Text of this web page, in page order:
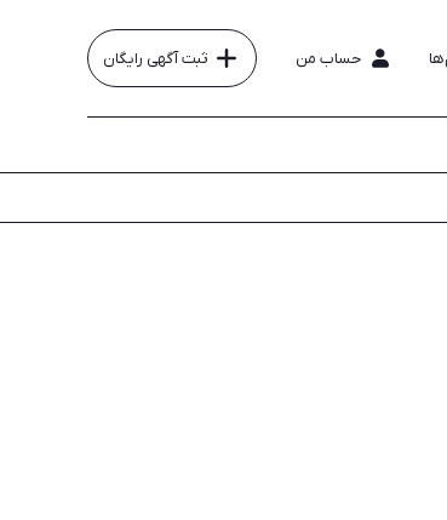
حساب من ثبت آگهی رایگان